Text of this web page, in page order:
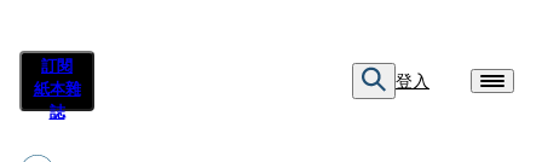
訂閱
紙本雜
誌
登入